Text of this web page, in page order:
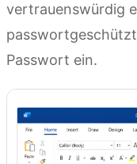
vertrauenswürdig
Passwort ein.